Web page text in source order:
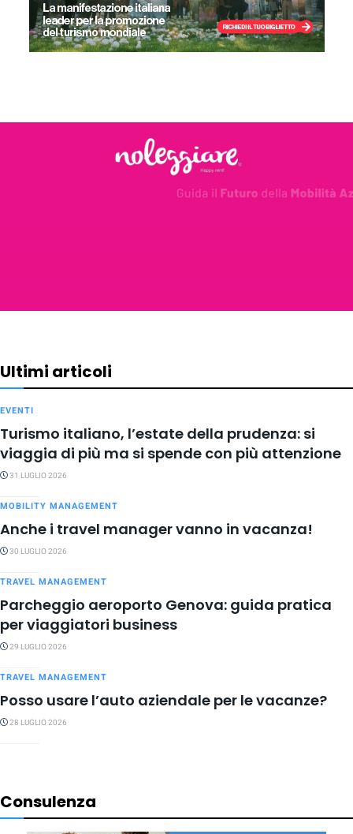
Ultimi articoli
EVENTI
Turismo italiano, l’estate della prudenza: si
viaggia di più ma si spende con più attenzione
31 LUGLIO 2026
MOBILITY MANAGEMENT
Anche i travel manager vanno in vacanza!
30 LUGLIO 2026
TRAVEL MANAGEMENT
Parcheggio aeroporto Genova: guida pratica
per viaggiatori business
29 LUGLIO 2026
TRAVEL MANAGEMENT
Posso usare l’auto aziendale per le vacanze?
28 LUGLIO 2026
Consulenza